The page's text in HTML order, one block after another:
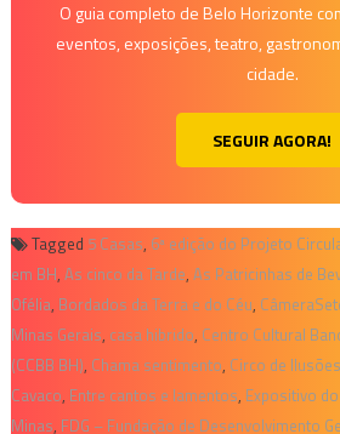
O guia completo de Belo Horizonte
eventos, exposições, teatro,
cidade.
SEGUIR AGORA!
Tagged 5 Casas, 6ª edição do Projeto
em BH, As cinco da Tarde, As Patricinhas de
Ofélia, Bordados da Terra e do Céu,
Minas Gerais, casa hibrido, Centro Cultural
(CCBB BH), Chama sentimento, Circo de Ilusões
Cavaco, Entre cantos e lamentos, Expositivo
Minas, FDG – Fundação de Desenvolvimento